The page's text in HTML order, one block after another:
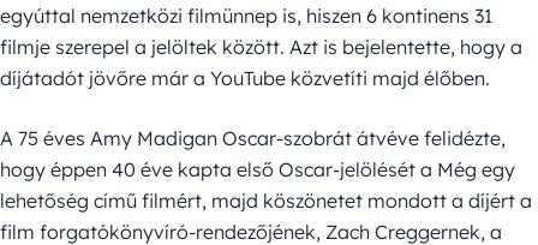
egyúttal nemzetközi filmünnep is, hiszen 6 kontinens 31
filmje szerepel a jelöltek között. Azt is bejelentette, hogy a
díjátadót jövőre már a YouTube közvetíti majd élőben.
A 75 éves Amy Madigan Oscar-szobrát átvéve felidézte,
hogy éppen 40 éve kapta első Oscar-jelölését a Még egy
lehetőség című filmért, majd köszönetet mondott a díjért a
film forgatókönyvíró-rendezőjének, Zach Creggernek, a